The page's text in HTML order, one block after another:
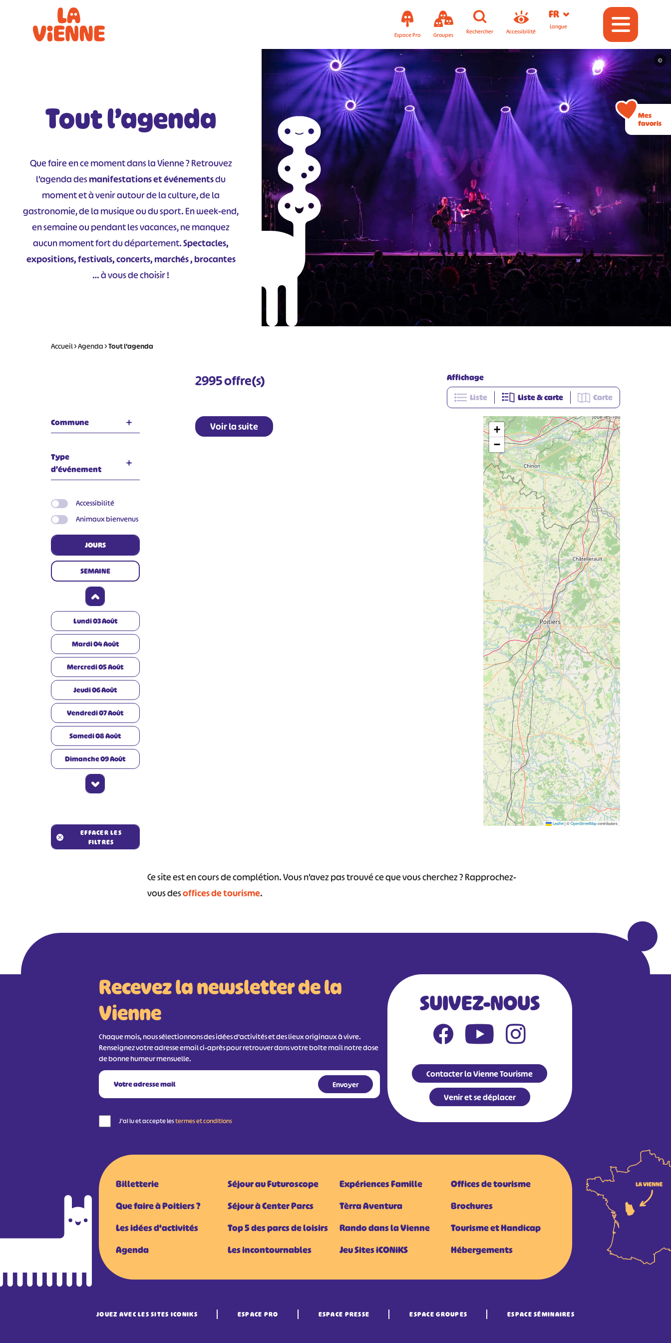
Espace Pro Groupes Rechercher Accessibilité
FR
Langue
Tout l’agenda
Que faire en ce moment dans la Vienne ? Retrouvez
l’agenda desmanifestations et événementsdu
moment et à venir autour de la culture, de la
gastronomie, de la musique ou du sport. En week-end,
en semaine ou pendant les vacances, ne manquez
aucun moment fort du département.Spectacles,
expositions, festivals, concerts, marchés , brocantes
… à vous de choisir !
©
Accueil>Agenda>Tout l’agenda
2995offre(s)
Affichage
Liste
Liste & carte Carte
Commune
Type
d’événement
Accessibilité
Animaux bienvenus
JOURS
SEMAINE
Lundi03Août
Mardi04Août
Mercredi05Août
Jeudi06Août
Vendredi07Août
Samedi08Août
Dimanche09Août
EFFACER LES
FILTRES
Voir la suite
+
−
Leaflet|©OpenStreetMapcontributors
Ce site est en cours de complétion. Vous n’avez pas trouvé ce que vous cherchez ? Rapprochez-
vous desoffices de tourisme.
Recevez la newsletter de la
Vienne
Chaque mois, nous sélectionnons des idées d'activités et des lieux originaux à vivre.
Renseignez votre adresse email ci-après pour retrouver dans votre boîte mail notre dose
de bonne humeur mensuelle.
J'ai lu et accepte lestermes et conditions
SUIVEZ-NOUS
Contacter la Vienne Tourisme
Venir et se déplacer
Billetterie
Que faire à Poitiers ?
Les idées d'activités
Agenda
Séjour au Futuroscope
Séjour à Center Parcs
Top 5 des parcs de loisirs
Les incontournables
Expériences Famille
Tèrra Aventura
Rando dans la Vienne
Jeu Sites iCONiKS
Offices de tourisme
Brochures
Tourisme et Handicap
Hébergements
JOUEZ AVEC LES SITES ICONIKS ESPACE PRO ESPACE PRESSE ESPACE GROUPES ESPACE SÉMINAIRES
Mes
favoris
Panneau de gestion des cookies